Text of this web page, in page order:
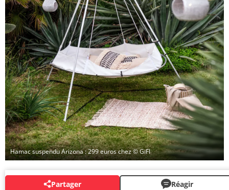
Hamac suspendu Arizona : 299 euros chez© GiFI
Partager Réagir